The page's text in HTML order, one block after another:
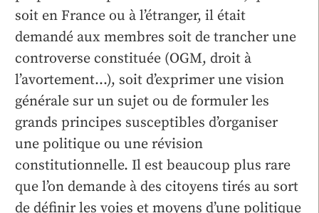
soit en France ou à l’étranger, il était
demandé aux membres soit de trancher une
controverse constituée (OGM, droit à
l’avortement…), soit d’exprimer une vision
générale sur un sujet ou de formuler les
grands principes susceptibles d’organiser
une politique ou une révision
constitutionnelle. Il est beaucoup plus rare
que l’on demande à des citoyens tirés au sort
de définir les voies et moyens d’une politique